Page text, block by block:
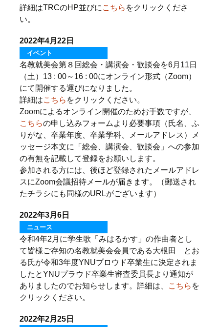
詳細はTRCのHP並びに こちら をクリックくださ
い。
2022年4月22日
イベント
名教就美会第８回総会・講演会・歓談会を6月11日
（土）13 : 00～16 : 00にオンライン形式（Zoom）
にて開催する運びになりました。
詳細はこちら をクリックください。
Zoomによるオンライン開催のためお手数ですが、
こちらの申し込みフォームより必要事項（氏名、ふ
りがな、卒業年度、卒業学科、メールアドレス）メ
ッセージ本文に「総会、講演会、歓談会」への参加
の有無を記載して登録をお願いします。
参加される方には、後ほど登録されたメールアドレ
スにZoom会議招待メールが届きます。（郵送され
たチラシにも同様のURLがございます）
2022年3月6日
ニュース
令和4年2月に学生歌「みはるかす」の作曲者とし
て皆様ご存知の名教就美会会員である大根田 とお
る氏が令和3年度YNUプロウド卒業生に決定されま
したとYNUプラウド卒業生審査委員長より通知が
ありましたのでお知らせします。詳細は、
こちら を
クリックください。
2022年2月25日